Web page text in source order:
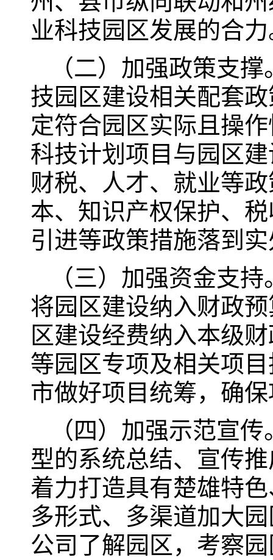
业科技园区发展的合
（二）加强政策支
技园区建设相关配套
定符合园区实际且操
科技计划项目与园区
财税、人才、就业等
本、知识产权保护、
引进等政策措施落到
（三）加强资金支
将园区建设纳入财政
区建设经费纳入本级
等园区专项及相关项
市做好项目统筹，确
（四）加强示范宣
型的系统总结、宣传
着力打造具有楚雄特
多形式、多渠道加大
公司了解园区，考察